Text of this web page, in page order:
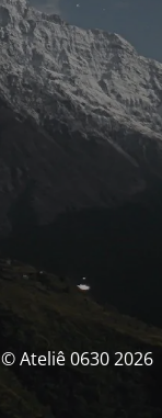
© Ateliê 0630 2026